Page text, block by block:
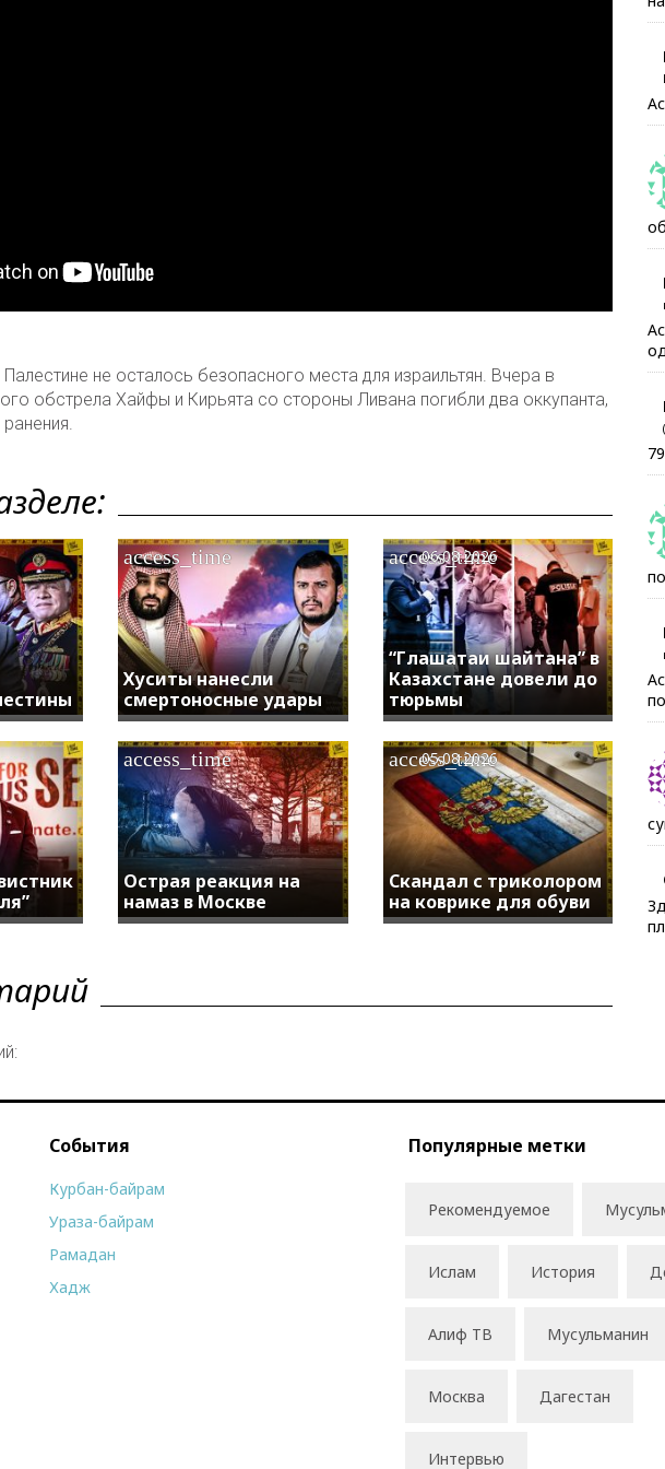
не осталось безопасного места для израильтян. Вчера в
обстрела Хайфы и Кирьята со стороны Ливана погибли два оккупанта,
Хуситы нанесли
смертоносные удары
access_time
“Глашатаи шайтана” в
Казахстане довели до
тюрьмы
access_time
06.08.2026
Острая реакция на
намаз в Москве
access_time
Скандал с триколором
на коврике для обуви
access_time
05.08.2026
События
Курбан-байрам
Ураза-байрам
Рамадан
Хадж
Популярные метки
Рекомендуемое
Ислам История
Алиф ТВ Мусульманин
Москва Дагестан
Интервью